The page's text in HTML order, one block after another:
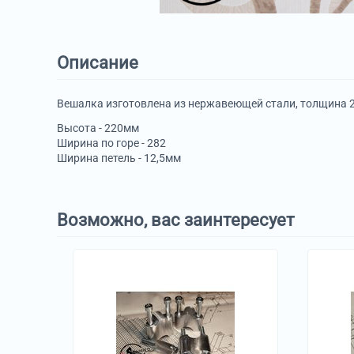
Описание
Вешалка изготовлена из нержавеющей стали, толщина
Высота - 220мм
Ширина по горе - 282
Ширина петель - 12,5мм
Возможно, вас заинтересует